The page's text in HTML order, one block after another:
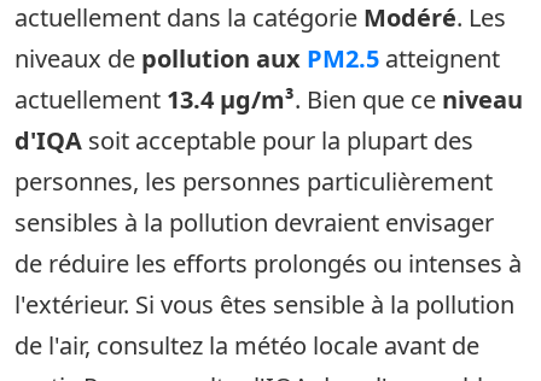
actuellement dans la catégorie Modéré. Les
niveaux de pollution aux PM2.5 atteignent
actuellement 13.4 µg/m³. Bien que ce niveau
d'IQA soit acceptable pour la plupart des
personnes, les personnes particulièrement
sensibles à la pollution devraient envisager
de réduire les efforts prolongés ou intenses à
l'extérieur. Si vous êtes sensible à la pollution
de l'air, consultez la météo locale avant de